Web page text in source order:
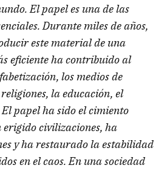
El papel es una de las
Durante miles de años,
este material de una
eficiente ha contribuido al
los medios de
la educación, el
papel ha sido el cimiento
erigido civilizaciones, ha
y ha restaurado la estabilidad
en el caos. En una sociedad